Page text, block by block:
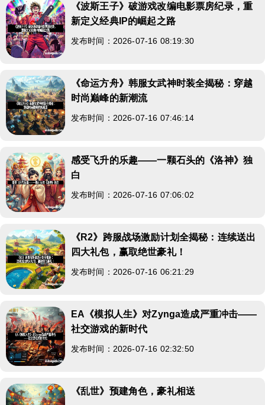
《波斯王子》破游戏改编电影票房纪录，重
新定义经典IP的崛起之路
发布时间：2026-07-16 08:19:30
《命运方舟》韩服女武神时装全揭秘：穿越
时尚巅峰的新潮流
发布时间：2026-07-16 07:46:14
感受飞升的乐趣——一颗石头的《洛神》独
白
发布时间：2026-07-16 07:06:02
《R2》跨服战场激励计划全揭秘：连续送出
四大礼包，赢取绝世豪礼！
发布时间：2026-07-16 06:21:29
EA《模拟人生》对Zynga造成严重冲击——
社交游戏的新时代
发布时间：2026-07-16 02:32:50
《乱世》预建角色，豪礼相送